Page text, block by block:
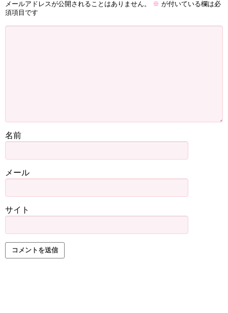
メールアドレスが公開されることはありません。 ※ が付いている欄は必
須項目です
名前
メール
サイト